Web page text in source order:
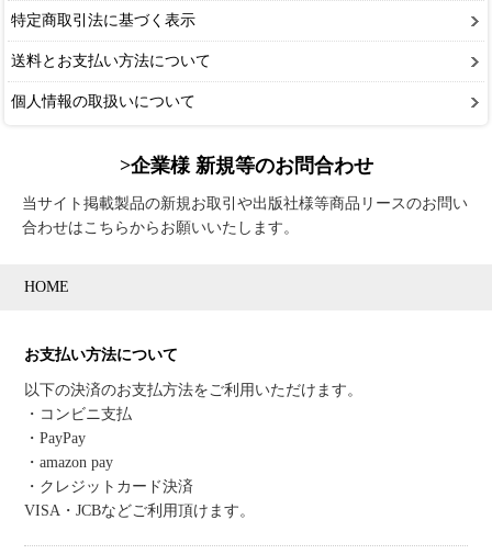
特定商取引法に基づく表示
送料とお支払い方法について
個人情報の取扱いについて
>企業様 新規等のお問合わせ
当サイト掲載製品の新規お取引や出版社様等商品リースのお問い
合わせはこちらからお願いいたします。
HOME
お支払い方法について
以下の決済のお支払方法をご利用いただけます。
・コンビニ支払
・PayPay
・amazon pay
・クレジットカード決済
VISA・JCBなどご利用頂けます。